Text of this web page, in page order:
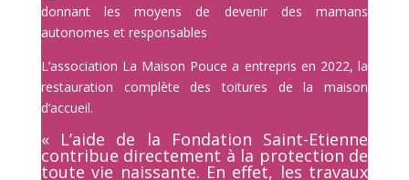
donnant les moyens de devenir des mamans
autonomes et responsables
L’association La Maison Pouce a entrepris en 2022, la
restauration complète des toitures de la maison
d’accueil.
« L’aide de la Fondation Saint-Etienne
contribue directement à la protection de
toute vie naissante. En effet, les travaux